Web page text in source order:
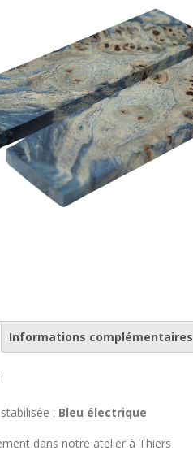
Informations complémentaires
: Bleu électrique
dans notre atelier à Thiers